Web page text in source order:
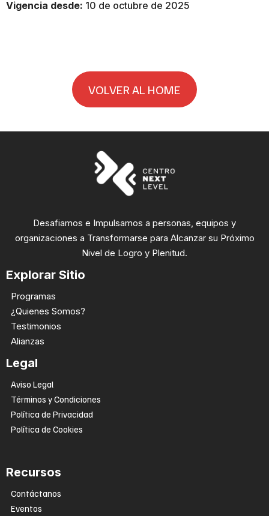
Vigencia desde: 10 de octubre de 2025
VOLVER AL HOME
Desafiamos e Impulsamos a personas, equipos y
organizaciones a Transformarse para Alcanzar su Próximo
Nivel de Logro y Plenitud.
Explorar Sitio
Programas
¿Quienes Somos?
Testimonios
Alianzas
Legal
Aviso Legal
Términos y Condiciones
Política de Privacidad
Política de Cookies
Recursos
Contáctanos
Eventos